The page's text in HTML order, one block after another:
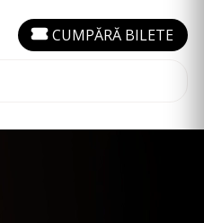
CUMPĂRĂ BILETE